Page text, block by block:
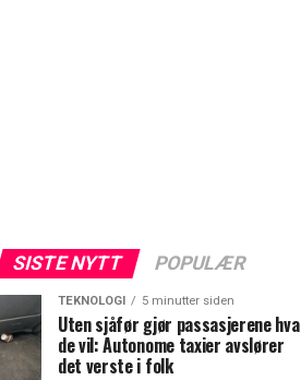
SISTE NYTT POPULÆR
TEKNOLOGI 5 minutter siden
Uten sjåfør gjør passasjerene hva
de vil: Autonome taxier avslører
det verste i folk